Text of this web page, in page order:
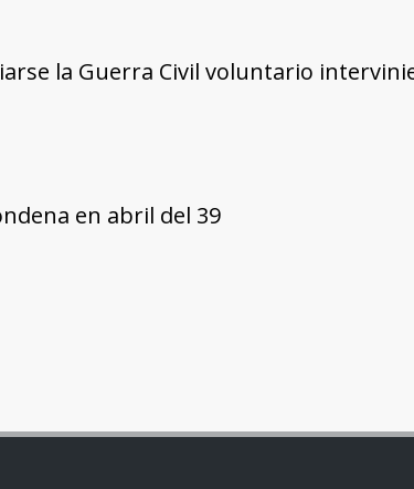
la Guerra Civil voluntario
en abril del 39